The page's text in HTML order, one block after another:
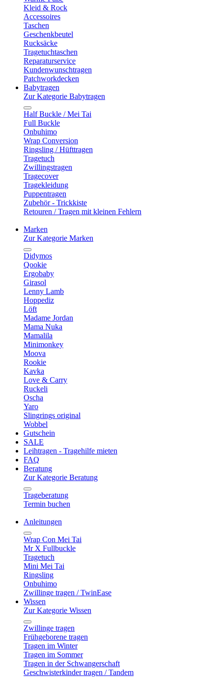
Kleid & Rock
Accessoires
Taschen
Geschenkbeutel
Rucksäcke
Tragetuchtaschen
Reparaturservice
Kundenwunschtragen
Patchworkdecken
Babytragen
Zur Kategorie Babytragen
Half Buckle / Mei Tai
Full Buckle
Onbuhimo
Wrap Conversion
Ringsling / Hüfttragen
Tragetuch
Zwillingstragen
Tragecover
Tragekleidung
Puppentragen
Zubehör - Trickkiste
Retouren / Tragen mit kleinen Fehlern
Marken
Zur Kategorie Marken
Didymos
Qookie
Ergobaby
Girasol
Lenny Lamb
Hoppediz
Löft
Madame Jordan
Mama Nuka
Mamalila
Minimonkey
Moova
Rookie
Kavka
Love & Carry
Ruckeli
Oscha
Yaro
Slingrings original
Wobbel
Gutschein
SALE
Leihtragen - Tragehilfe mieten
FAQ
Beratung
Zur Kategorie Beratung
Trageberatung
Termin buchen
Anleitungen
Wrap Con Mei Tai
Mr X Fullbuckle
Tragetuch
Mini Mei Tai
Ringsling
Onbuhimo
Zwillinge tragen / TwinEase
Wissen
Zur Kategorie Wissen
Zwillinge tragen
Frühgeborene tragen
Tragen im Winter
Tragen im Sommer
Tragen in der Schwangerschaft
Geschwisterkinder tragen / Tandem